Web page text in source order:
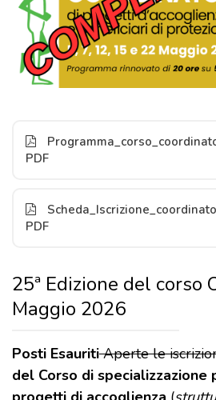
PDF
PDF
25ª Edizione del corso
Maggio 2026
Posti EsauritiAperte le
del Corso di specializzazione